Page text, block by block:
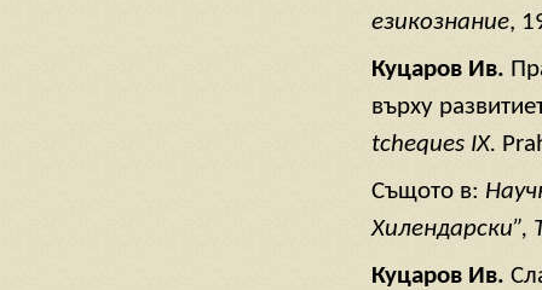
езикознание,
Куцаров Ив.
върху
tcheques IX.
Същото в:
Хилендарски”,
Куцаров Ив.